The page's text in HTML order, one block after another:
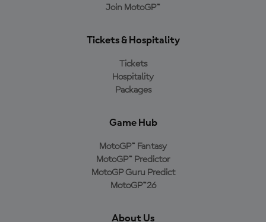
Join MotoGP™
Tickets & Hospitality
Tickets
Hospitality
Packages
Game Hub
MotoGP™ Fantasy
MotoGP™ Predictor
MotoGP Guru Predict
MotoGP™26
About Us